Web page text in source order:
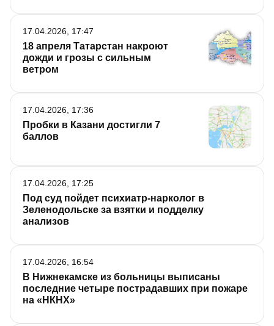
18 апреля Татарстан накроют
дожди и грозы с сильным
ветром
17.04.2026, 17:47
Пробки в Казани достигли 7
баллов
17.04.2026, 17:36
Под суд пойдет психиатр-нарколог в
Зеленодольске за взятки и подделку
анализов
17.04.2026, 17:25
В Нижнекамске из больницы выписаны
последние четыре пострадавших при пожаре
на «НКНХ»
17.04.2026, 16:54